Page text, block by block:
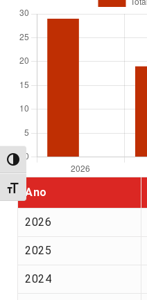
Alternar alto contraste
Alternar tamanho da fonte
Ano
2026
2025
2024